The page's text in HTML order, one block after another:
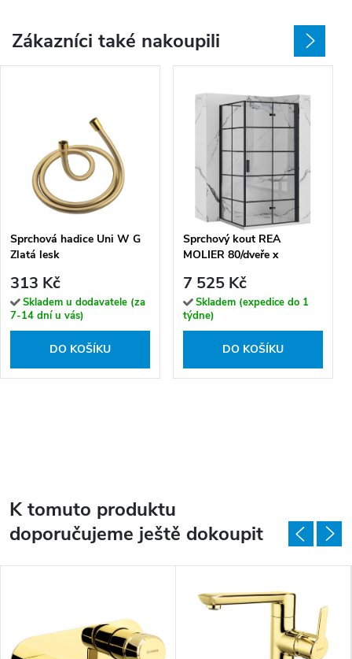
Zákazníci také nakoupili
Sprchová hadice Uni W G
Zlatá lesk
313 Kč
Skladem u dodavatele (za
7-14 dní u vás)
DO KOŠÍKU
Sprchový kout REA
MOLIER 80/dveře x
černý/transparent - bez
vaničky
7 525 Kč
Skladem (expedice do 1
týdne)
DO KOŠÍKU
K tomuto produktu
doporučujeme ještě dokoupit